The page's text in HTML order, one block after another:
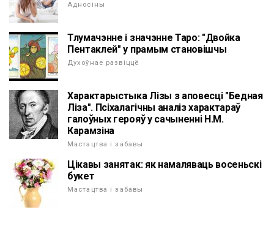
Адносіны
Тлумачэнне і значэнне Таро: "Двойка
Пентаклей" у прамым становішчы
Духоўнае развіццё
Характарыстыка Лізы з аповесці "Бедная
Ліза". Псіхалагічны аналіз характараў
галоўных герояў у сачыненні Н.М.
Карамзіна
Мастацтва і забавы
Цікавы занятак: як намаляваць восеньскі
букет
Мастацтва і забавы